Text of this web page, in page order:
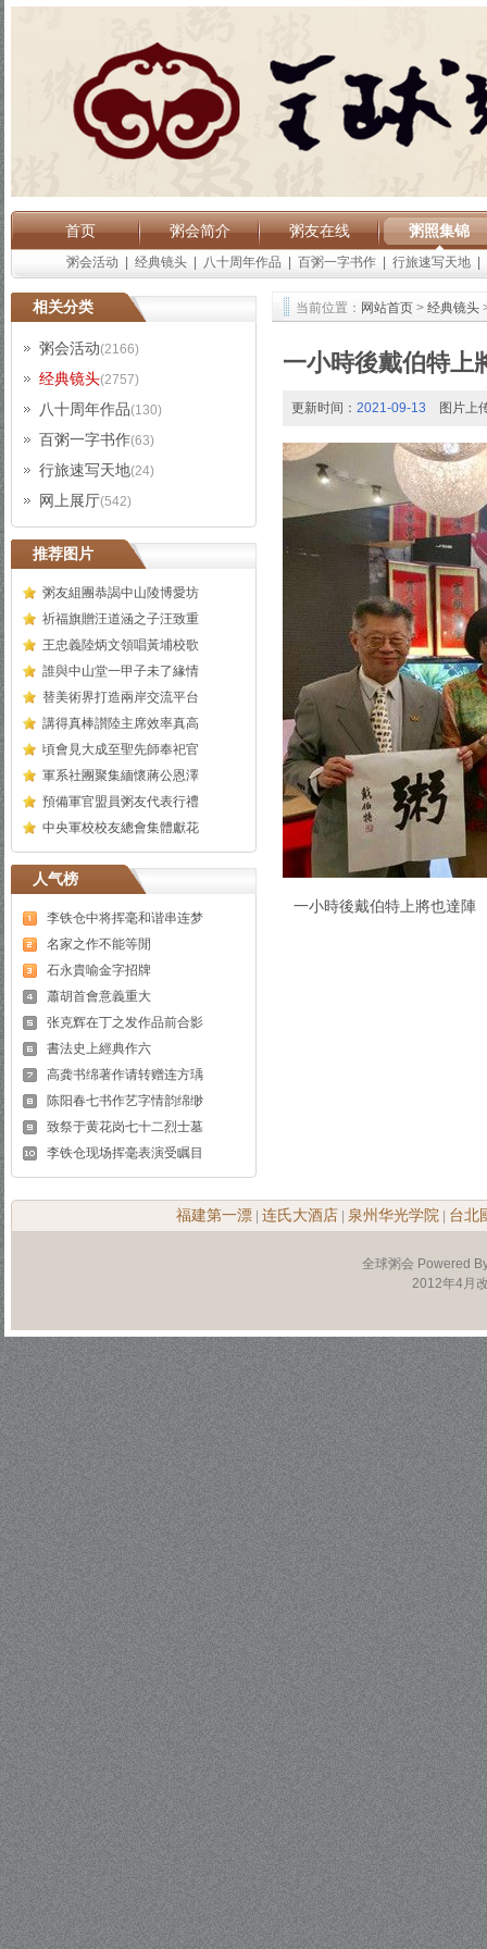
首页 粥会简介 粥友在线 粥照集锦
粥会活动 经典镜头 八十周年作品 百粥一字书作 行旅速写天地
相关分类
粥会活动(2166)
经典镜头(2757)
八十周年作品(130)
百粥一字书作(63)
行旅速写天地(24)
网上展厅(542)
推荐图片
粥友組團恭謁中山陵博愛坊
祈福旗贈汪道涵之子汪致重
王忠義陸炳文領唱黃埔校歌
誰與中山堂一甲子未了緣情
替美術界打造兩岸交流平台
講得真棒讃陸主席效率真高
頃會見大成至聖先師奉祀官
軍系社團聚集緬懷蔣公恩澤
預備軍官盟員粥友代表行禮
中央軍校校友總會集體獻花
人气榜
李铁仓中将挥毫和谐串连梦
名家之作不能等閒
石永貴喻金字招牌
蕭胡首會意義重大
张克辉在丁之发作品前合影
書法史上經典作六
高龚书绵著作请转赠连方瑀
陈阳春七书作艺字情韵绵缈
致祭于黄花岗七十二烈士墓
李铁仓现场挥毫表演受瞩目
当前位置： 网站首页 > 经典镜头
一小時後戴伯特上
更新时间： 2021-09-13 图片上
一小時後戴伯特上將也達陣
福建第一漂 连氏大酒店 泉州华光学院 台北
全球粥会 Powered
2012年4月